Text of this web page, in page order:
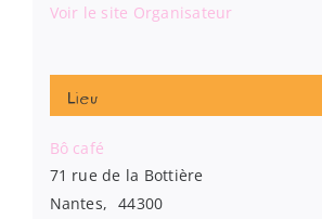
Voir le site Organisateur
Lieu
Bô café
71 rue de la Bottière
Nantes, 44300